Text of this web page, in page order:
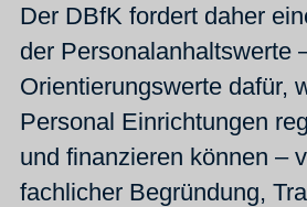
Der DBfK fordert daher
der Personalanhaltswerte
Orientierungswerte dafür,
Personal Einrichtungen
und finanzieren können –
fachlicher Begründung,